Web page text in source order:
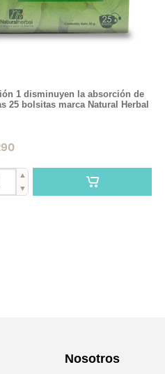
1 disminuyen la absorción de
25 bolsitas marca Natural Herbal
▲
▼
Nosotros